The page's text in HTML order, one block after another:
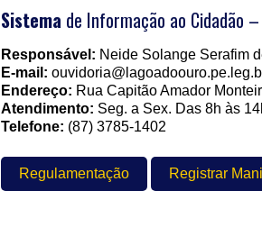
Sistema de Informação ao Cidadão
Responsável: Neide Solange Serafim
E-mail:
Endereço: Rua Capitão Amador
Atendimento: Seg. a Sex. Das 8h às
Telefone: (87) 3785-1402
Regulamentação Registrar